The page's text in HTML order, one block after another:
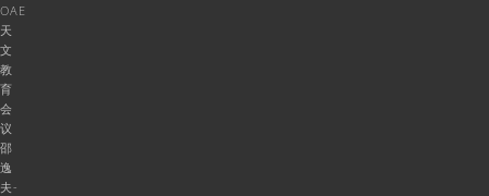
OAE
天
文
教
育
会
议
邵
逸
夫-